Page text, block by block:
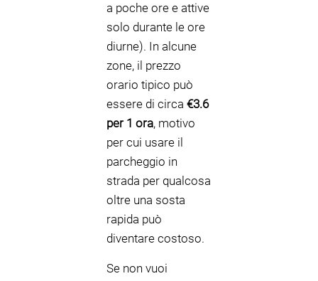
a poche ore e attive
solo durante le ore
diurne). In alcune
zone, il prezzo
orario tipico può
essere di circa €3.6
per 1 ora, motivo
per cui usare il
parcheggio in
strada per qualcosa
oltre una sosta
rapida può
diventare costoso.
Se non vuoi